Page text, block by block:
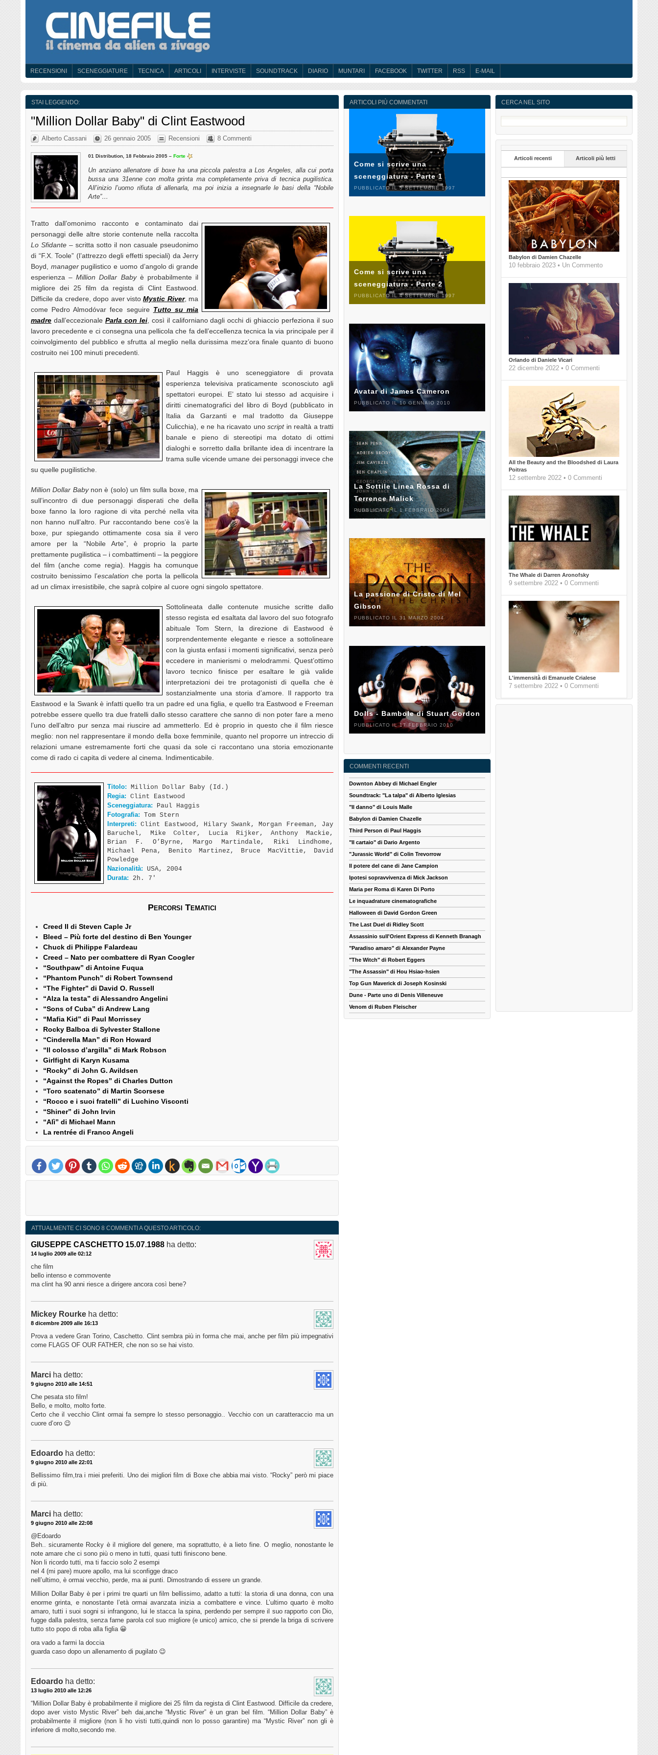
RECENSIONI SCENEGGIATURE TECNICA ARTICOLI INTERVISTE SOUNDTRACK DIARIO MUNTARI FACEBOOK TWITTER RSS E-MAIL
STAI LEGGENDO:
"Million Dollar Baby" di Clint Eastwood
Alberto Cassani 26 gennaio 2005 Recensioni 8 Commenti
01 Distribution, 18 Febbraio 2005 – Forte
Un anziano allenatore di boxe ha una piccola palestra a Los Angeles, alla cui porta
bussa una 31enne con molta grinta ma completamente priva di tecnica pugilistica.
All’inizio l’uomo rifiuta di allenarla, ma poi inizia a insegnarle le basi della “Nobile
Arte”…
Tratto dall’omonimo racconto e contaminato dai
personaggi delle altre storie contenute nella raccolta
Lo Sfidante – scritta sotto il non casuale pseudonimo
di “F.X. Toole” (l’attrezzo degli effetti speciali) da Jerry
Boyd, managerpugilistico e uomo d’angolo di grande
esperienza –Million Dollar Babyè probabilmente il
migliore dei 25 film da regista di Clint Eastwood.
Difficile da credere, dopo aver vistoMystic River, ma
come Pedro Almodóvar fece seguire Tutto su mia
madre dall’eccezionale Parla con lei, così il californiano dagli occhi di ghiaccio perfeziona il suo
lavoro precedente e ci consegna una pellicola che fa dell’eccellenza tecnica la via principale per il
coinvolgimento del pubblico e sfrutta al meglio nella durissima mezz’ora finale quanto di buono
costruito nei 100 minuti precedenti.
Paul Haggis è uno sceneggiatore di provata
esperienza televisiva praticamente sconosciuto agli
spettatori europei. E’ stato lui stesso ad acquisire i
diritti cinematografici del libro di Boyd (pubblicato in
Italia da Garzanti e mal tradotto da Giuseppe
Culicchia), e ne ha ricavato uno scriptin realtà a tratti
banale e pieno di stereotipi ma dotato di ottimi
dialoghi e sorretto dalla brillante idea di incentrare la
trama sulle vicende umane dei personaggi invece che
su quelle pugilistiche.
Million Dollar Babynon è (solo) un film sulla boxe, ma
sull’incontro di due personaggi disperati che della
boxe fanno la loro ragione di vita perché nella vita
non hanno null’altro. Pur raccontando bene cos’è la
boxe, pur spiegando ottimamente cosa sia il vero
amore per la “Nobile Arte”, è proprio la parte
prettamente pugilistica – i combattimenti – la peggiore
del film (anche come regia). Haggis ha comunque
costruito benissimo l’escalation che porta la pellicola
ad un climax irresistibile, che saprà colpire al cuore ogni singolo spettatore.
Sottolineata dalle contenute musiche scritte dallo
stesso regista ed esaltata dal lavoro del suo fotografo
abituale Tom Stern, la direzione di Eastwood è
sorprendentemente elegante e riesce a sottolineare
con la giusta enfasi i momenti significativi, senza però
eccedere in manierismi o melodrammi. Quest’ottimo
lavoro tecnico finisce per esaltare le già valide
interpretazioni dei tre protagonisti di quella che è
sostanzialmente una storia d’amore. Il rapporto tra
Eastwood e la Swank è infatti quello tra un padre ed una figlia, e quello tra Eastwood e Freeman
potrebbe essere quello tra due fratelli dallo stesso carattere che sanno di non poter fare a meno
l’uno dell’altro pur senza mai riuscire ad ammetterlo. Ed è proprio in questo che il film riesce
meglio: non nel rappresentare il mondo della boxe femminile, quanto nel proporre un intreccio di
relazioni umane estremamente forti che quasi da sole ci raccontano una storia emozionante
come di rado ci capita di vedere al cinema. Indimenticabile.
Titolo: Million Dollar Baby (Id.)
Regia: Clint Eastwood
Sceneggiatura: Paul Haggis
Fotografia: Tom Stern
Interpreti: Clint Eastwood, Hilary Swank, Morgan Freeman, Jay
Baruchel, Mike Colter, Lucia Rijker, Anthony Mackie,
Brian F. O’Byrne, Margo Martindale, Riki Lindhome,
Michael Pena, Benito Martinez, Bruce MacVittie, David
Powledge
Nazionalità: USA, 2004
Durata: 2h. 7′
Percorsi Tematici
Creed II di Steven Caple Jr
Bleed – Più forte del destino di Ben Younger
Chuck di Philippe Falardeau
Creed – Nato per combattere di Ryan Coogler
“Southpaw” di Antoine Fuqua
“Phantom Punch” di Robert Townsend
“The Fighter” di David O. Russell
“Alza la testa” di Alessandro Angelini
“Sons of Cuba” di Andrew Lang
“Mafia Kid” di Paul Morrissey
Rocky Balboa di Sylvester Stallone
“Cinderella Man” di Ron Howard
“Il colosso d’argilla” di Mark Robson
Girlfight di Karyn Kusama
“Rocky” di John G. Avildsen
“Against the Ropes” di Charles Dutton
“Toro scatenato” di Martin Scorsese
“Rocco e i suoi fratelli” di Luchino Visconti
“Shiner” di John Irvin
“Alì” di Michael Mann
La rentrée di Franco Angeli
ATTUALMENTE CI SONO 8 COMMENTI A QUESTO ARTICOLO:
GIUSEPPE CASCHETTO 15.07.1988 ha detto:
14 luglio 2009 alle 02:12
che film
bello intenso e commovente
ma clint ha 90 anni riesce a dirigere ancora così bene?
Mickey Rourke ha detto:
8 dicembre 2009 alle 16:13
Prova a vedere Gran Torino, Caschetto. Clint sembra più in forma che mai, anche per film più impegnativi
come FLAGS OF OUR FATHER, che non so se hai visto.
Marci ha detto:
9 giugno 2010 alle 14:51
Che pesata sto film!
Bello, e molto, molto forte.
Certo che il vecchio Clint ormai fa sempre lo stesso personaggio.. Vecchio con un caratteraccio ma un
cuore d’oro 😉
Edoardo ha detto:
9 giugno 2010 alle 22:01
Bellissimo film,tra i miei preferiti. Uno dei migliori film di Boxe che abbia mai visto. “Rocky” però mi piace
di più.
Marci ha detto:
9 giugno 2010 alle 22:08
@Edoardo
Beh.. sicuramente Rocky è il migliore del genere, ma soprattutto, è a lieto fine. O meglio, nonostante le
note amare che ci sono più o meno in tutti, quasi tutti finiscono bene.
Non li ricordo tutti, ma ti faccio solo 2 esempi
nel 4 (mi pare) muore apollo, ma lui sconfigge draco
nell’ultimo, è ormai vecchio, perde, ma ai punti. Dimostrando di essere un grande.
Million Dollar Baby è per i primi tre quarti un film bellissimo, adatto a tutti: la storia di una donna, con una
enorme grinta, e nonostante l’età ormai avanzata inizia a combattere e vince. L’ultimo quarto è molto
amaro, tutti i suoi sogni si infrangono, lui le stacca la spina, perdendo per sempre il suo rapporto con Dio,
fugge dalla palestra, senza farne parola col suo migliore (e unico) amico, che si prende la briga di scrivere
tutto sto popo di roba alla figlia 😀
ora vado a farmi la doccia
guarda caso dopo un allenamento di pugilato 😉
Edoardo ha detto:
13 luglio 2010 alle 12:26
“Million Dollar Baby è probabilmente il migliore dei 25 film da regista di Clint Eastwood. Difficile da credere,
dopo aver visto Mystic River” beh dai,anche “Mystic River” è un gran bel film. “Million Dollar Baby” è
probabilmente il migliore (non li ho visti tutti,quindi non lo posso garantire) ma “Mystic River” non gli è
inferiore di molto,secondo me.
CERCA NEL SITO
Articoli recenti Articoli più letti
Babylon di Damien Chazelle
10 febbraio 2023 • Un Commento
Orlando di Daniele Vicari
22 dicembre 2022 • 0 Commenti
All the Beauty and the Bloodshed di Laura
Poitras
12 settembre 2022 • 0 Commenti
The Whale di Darren Aronofsky
9 settembre 2022 • 0 Commenti
L'immensità di Emanuele Crialese
7 settembre 2022 • 0 Commenti
ARTICOLI PIÙ COMMENTATI
Come si scrive una
sceneggiatura - Parte 1
PUBBLICATO IL 5 SETTEMBRE 1997
Come si scrive una
sceneggiatura - Parte 2
PUBBLICATO IL 4 SETTEMBRE 1997
Avatar di James Cameron
PUBBLICATO IL 10 GENNAIO 2010
La Sottile Linea Rossa di
Terrence Malick
PUBBLICATO IL 1 FEBBRAIO 2004
La passione di Cristo di Mel
Gibson
PUBBLICATO IL 31 MARZO 2004
Dolls - Bambole di Stuart Gordon
PUBBLICATO IL 17 FEBBRAIO 2010
COMMENTI RECENTI
Downton Abbey di Michael Engler
Soundtrack: "La talpa" di Alberto Iglesias
"Il danno" di Louis Malle
Babylon di Damien Chazelle
Third Person di Paul Haggis
"Il cartaio" di Dario Argento
"Jurassic World" di Colin Trevorrow
Il potere del cane di Jane Campion
Ipotesi sopravvivenza di Mick Jackson
Maria per Roma di Karen Di Porto
Le inquadrature cinematografiche
Halloween di David Gordon Green
The Last Duel di Ridley Scott
Assassinio sull'Orient Express di Kenneth Branagh
"Paradiso amaro" di Alexander Payne
"The Witch" di Robert Eggers
"The Assassin" di Hou Hsiao-hsien
Top Gun Maverick di Joseph Kosinski
Dune - Parte uno di Denis Villeneuve
Venom di Ruben Fleischer